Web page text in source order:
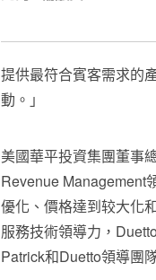
提供最符合賓客需求的
動。」
美國華平投資集團董事
Revenue Management
優化、價格達到较大化
服務技術領導力，
Patrick和Duetto領導團